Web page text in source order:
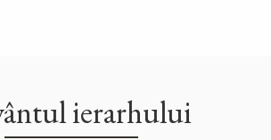
ierarhului